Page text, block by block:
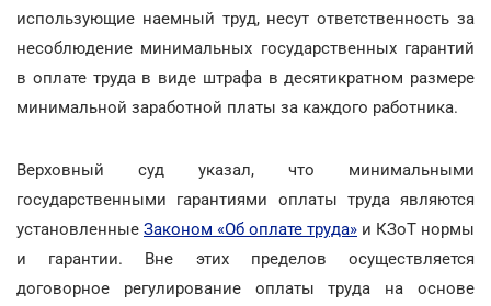
использующие наемный труд, несут ответственность за
несоблюдение минимальных государственных гарантий
в оплате труда в виде штрафа в десятикратном размере
минимальной заработной платы за каждого работника.
Верховный суд указал, что минимальными
государственными гарантиями оплаты труда являются
установленные Законом «Об оплате труда» и КЗоТ нормы
и гарантии. Вне этих пределов осуществляется
договорное регулирование оплаты труда на основе